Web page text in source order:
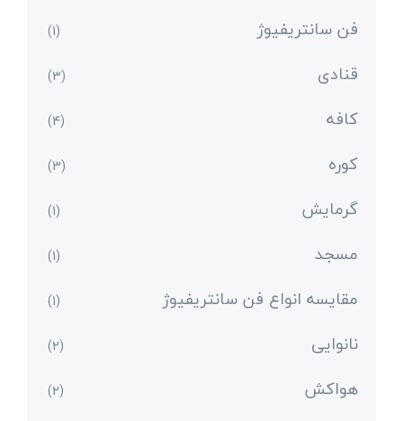
فن سانتریفیوژ (1)
قنادی (3)
کافه (4)
کوره (3)
گرمایش (1)
مسجد (1)
مقایسه انواع فن سانتریفیوژ (1)
نانوایی (2)
هواکش (2)